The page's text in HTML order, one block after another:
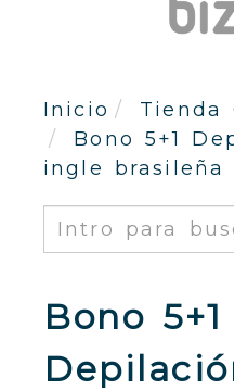
Inicio
Tienda
Bono 5+1
ingle brasileña
Buscar
Bono 5+1